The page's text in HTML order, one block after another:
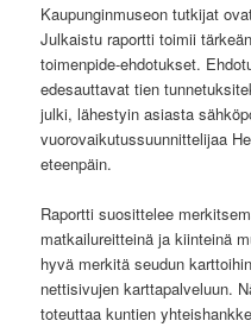
Kaupunginmuseon tutkijat
Julkaistu raportti toimii
toimenpide-ehdotukset.
edesauttavat tien
julki, lähestyin asiasta
vuorovaikutussuunnittelijaa
eteenpäin.
Raportti suosittelee
matkailureitteinä ja kiinteinä
hyvä merkitä seudun
nettisivujen karttapalveluun.
toteuttaa kuntien